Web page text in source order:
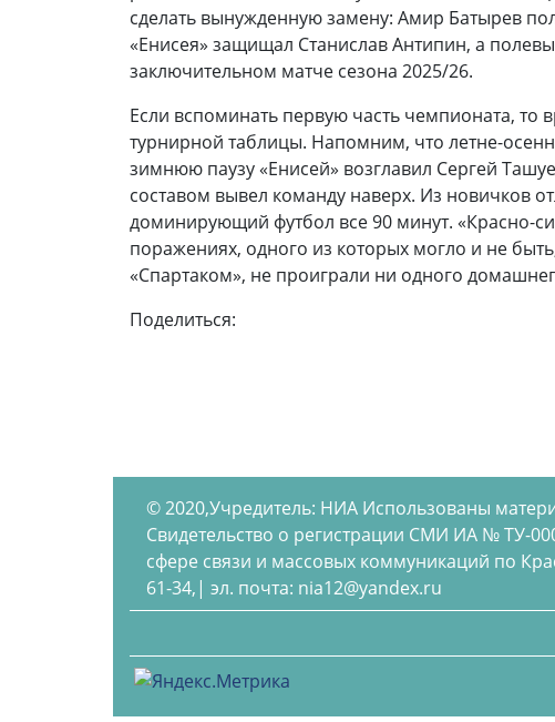
сделать вынужденную замену: Амир Батырев
«Енисея» защищал Станислав Антипин, а
заключительном матче сезона 2025/26.
Если вспоминать первую часть чемпионата, то
турнирной таблицы. Напомним, что летне-
зимнюю паузу «Енисей» возглавил Сергей
составом вывел команду наверх. Из новичков
доминирующий футбол все 90 минут. «Красно-
поражениях, одного из которых могло и не
«Спартаком», не проиграли ни одного
Поделиться:
© 2020,Учредитель: НИА Использованы
Свидетельство о регистрации СМИ ИА № ТУ-
сфере связи и массовых коммуникаций по
61-34,| эл. почта: nia12@yandex.ru